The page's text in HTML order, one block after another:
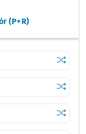
(P+R)
Sprawdź
Księże
Sprawdź
Sprawdź